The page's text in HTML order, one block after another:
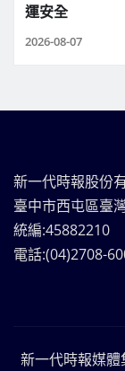
運安全
2026-08-07
新一代時報股份
臺中市西屯區臺
統編:45882210
電話:(04)2708-
新一代時報媒